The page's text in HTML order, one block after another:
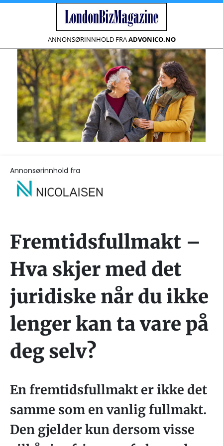
ANNONSØRINNHOLD FRAADVONICO.NO
Annonsørinnhold fra
Fremtidsfullmakt –
Hva skjer med det
juridiske når du ikke
lenger kan ta vare på
deg selv?
En fremtidsfullmakt er ikke det
samme som en vanlig fullmakt.
Den gjelder kun dersom visse